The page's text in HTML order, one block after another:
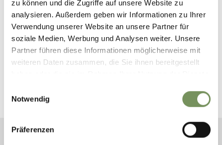
zu können und die Zugriffe auf unsere Website zu
analysieren. Außerdem geben wir Informationen zu Ihrer
Verwendung unserer Website an unsere Partner für
soziale Medien, Werbung und Analysen weiter. Unsere
Partner führen diese Informationen möglicherweise mit
weiteren Daten zusammen, die Sie ihnen bereitgestellt
Notwendig
Präferenzen